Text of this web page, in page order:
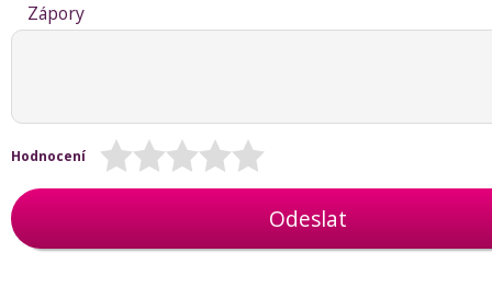
Zápory
Hodnocení
Odeslat